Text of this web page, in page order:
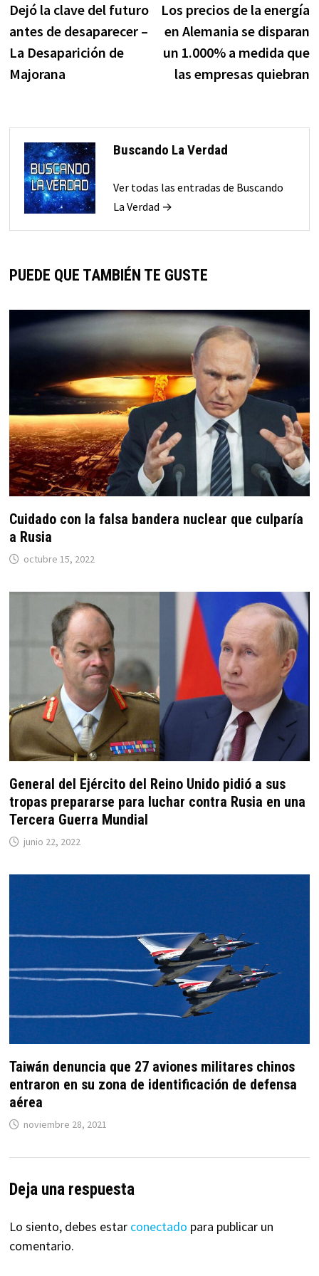
de
entradas
anterior:
Dejó la clave del futuro
antes de desaparecer –
La Desaparición de
Majorana
Los precios de la energía
en Alemania se disparan
un 1.000% a medida que
las empresas quiebran
Buscando La Verdad
Ver todas las entradas de Buscando
La Verdad →
PUEDE QUE TAMBIÉN TE GUSTE
Cuidado con la falsa bandera nuclear que culparía
a Rusia
octubre 15, 2022
General del Ejército del Reino Unido pidió a sus
tropas prepararse para luchar contra Rusia en una
Tercera Guerra Mundial
junio 22, 2022
Taiwán denuncia que 27 aviones militares chinos
entraron en su zona de identificación de defensa
aérea
noviembre 28, 2021
Deja una respuesta
Lo siento, debes estar conectado para publicar un
comentario.